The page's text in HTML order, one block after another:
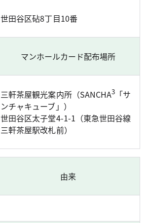
世田谷区砧8丁目10番
マンホールカード配布場所
三軒茶屋観光案内所（SANCHA3 「サ
ンチャキューブ」）
世田谷区太子堂4-1-1（東急世田谷線
三軒茶屋駅改札前）
由来